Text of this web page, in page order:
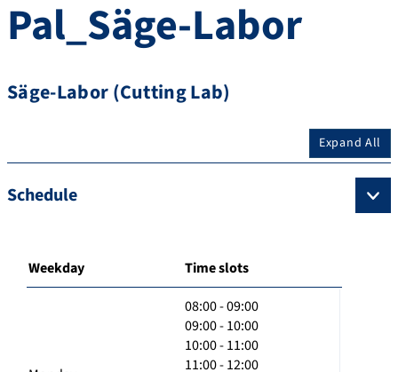
Pal_Säge-Labor
Säge-Labor (Cutting Lab)
Expand All
Schedule
Weekday Time slots
08:00 - 09:00
09:00 - 10:00
10:00 - 11:00
11:00 - 12:00